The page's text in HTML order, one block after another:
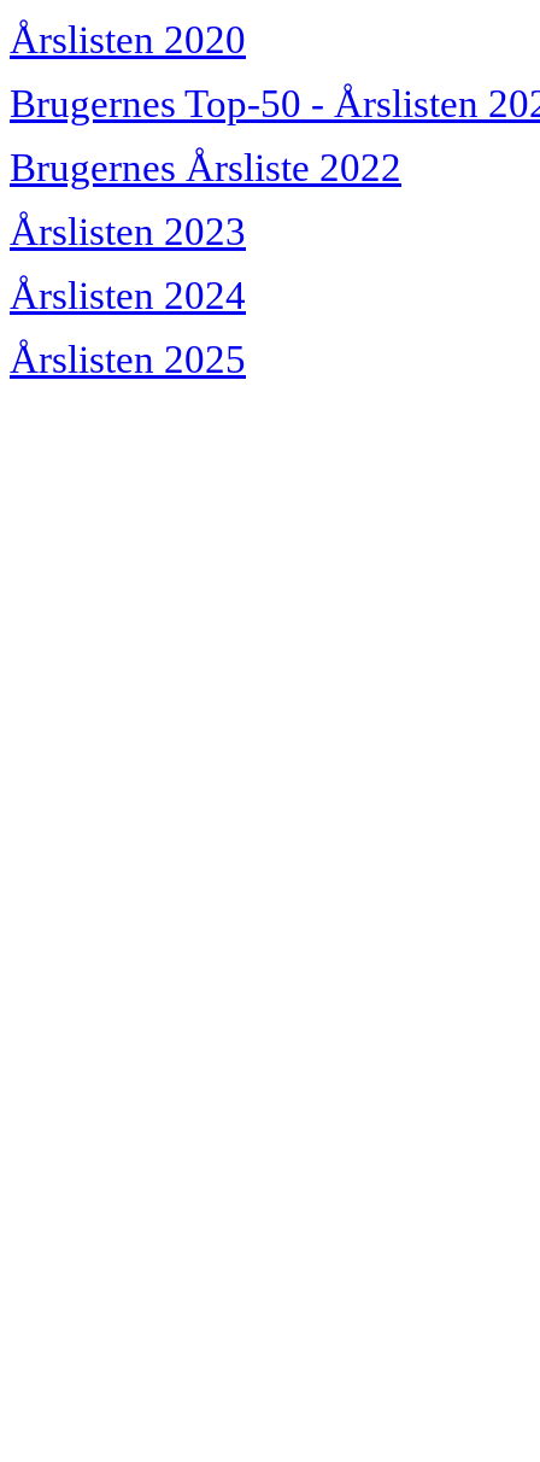
Årslisten 2020
Brugernes Top-50 - Årslisten
Brugernes Årsliste 2022
Årslisten 2023
Årslisten 2024
Årslisten 2025